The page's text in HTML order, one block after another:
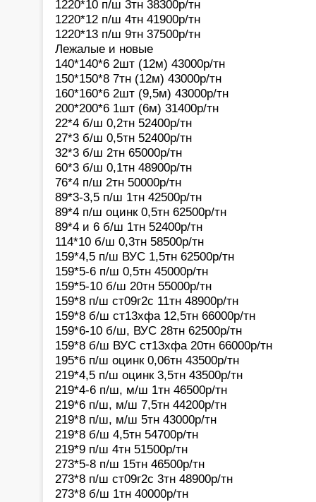
1220*10 п/ш 3тн 38300р/тн
1220*12 п/ш 4тн 41900р/тн
1220*13 п/ш 9тн 37500р/тн
Лежалые и новые
140*140*6 2шт (12м) 43000р/тн
150*150*8 7тн (12м) 43000р/тн
160*160*6 2шт (9,5м) 43000р/тн
200*200*6 1шт (6м) 31400р/тн
22*4 б/ш 0,2тн 52400р/тн
27*3 б/ш 0,5тн 52400р/тн
32*3 б/ш 2тн 65000р/тн
60*3 б/ш 0,1тн 48900р/тн
76*4 п/ш 2тн 50000р/тн
89*3-3,5 п/ш 1тн 42500р/тн
89*4 п/ш оцинк 0,5тн 62500р/тн
89*4 и 6 б/ш 1тн 52400р/тн
114*10 б/ш 0,3тн 58500р/тн
159*4,5 п/ш ВУС 1,5тн 62500р/тн
159*5-6 п/ш 0,5тн 45000р/тн
159*5-10 б/ш 20тн 55000р/тн
159*8 п/ш ст09г2с 11тн 48900р/тн
159*8 б/ш ст13хфа 12,5тн 66000р/тн
159*6-10 б/ш, ВУС 28тн 62500р/тн
159*8 б/ш ВУС ст13хфа 20тн 66000р/тн
195*6 п/ш оцинк 0,06тн 43500р/тн
219*4,5 п/ш оцинк 3,5тн 43500р/тн
219*4-6 п/ш, м/ш 1тн 46500р/тн
219*6 п/ш, м/ш 7,5тн 44200р/тн
219*8 п/ш, м/ш 5тн 43000р/тн
219*8 б/ш 4,5тн 54700р/тн
219*9 п/ш 4тн 51500р/тн
273*5-8 п/ш 15тн 46500р/тн
273*8 п/ш ст09г2с 3тн 48900р/тн
273*8 б/ш 1тн 40000р/тн